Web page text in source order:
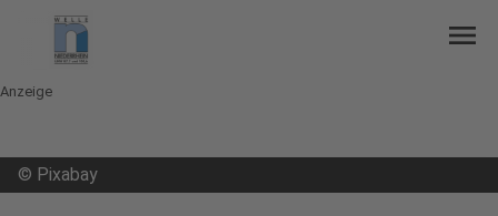
menu
Anzeige
© Pixabay